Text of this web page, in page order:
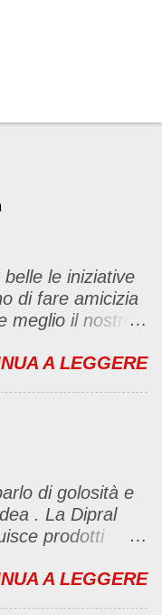
le iniziative
di fare amicizia
meglio il nostro
.... Mi
sentimenti ed
obbligate a
altrimenti no
sono le
l'immagine
mio
A LEGGERE
di golosità e
. La Dipral
prodotti
Emidea (rivolti
A LEGGERE